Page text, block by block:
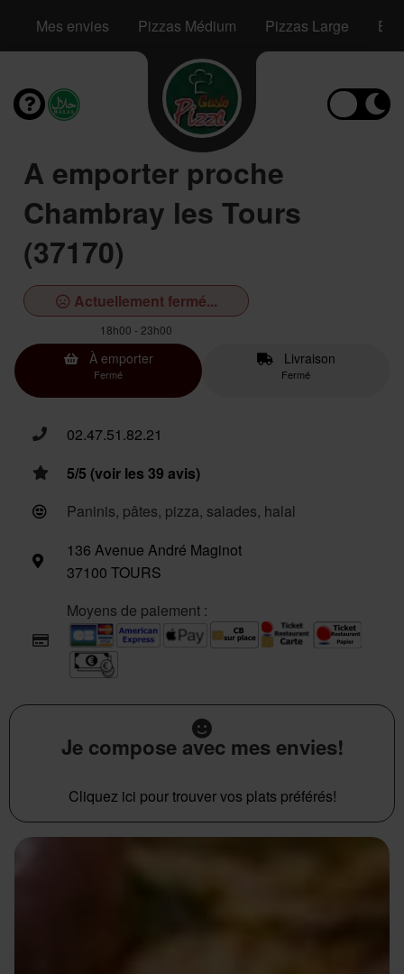
Mes envies Pizzas Médium Pizzas Large
A emporter proche
Chambray les Tours
(37170)
Actuellement fermé...
18h00 - 23h00
À emporter
Fermé
Livraison
Fermé
02.47.51.82.21
5/5 (voir les 39 avis)
Paninis, pâtes, pizza, salades, halal
136 Avenue André Maginot
37100 TOURS
Moyens de paiement :
Je compose avec mes envies!
Cliquez ici pour trouver vos plats préférés!